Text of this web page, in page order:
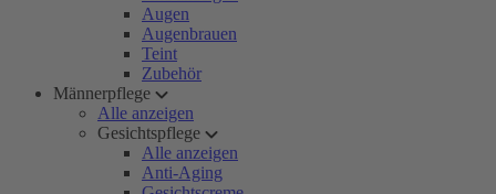
Augen
Augenbrauen
Teint
Zubehör
Männerpflege
Alle anzeigen
Gesichtspflege
Alle anzeigen
Anti-Aging